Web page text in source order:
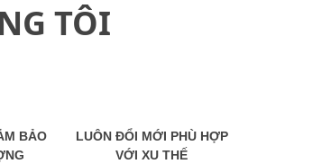
TÔI
BẢO
LUÔN ĐỔI MỚI PHÙ HỢP
VỚI XU THẾ